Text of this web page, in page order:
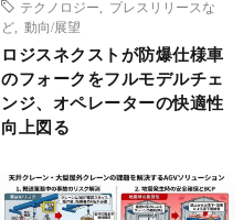
テクノロジー
プレスリリースな
ど
動向/展望
ロジスネクストが防爆仕様車
のフォークをフルモデルチェ
ンジ、オペレーターの快適性
向上図る